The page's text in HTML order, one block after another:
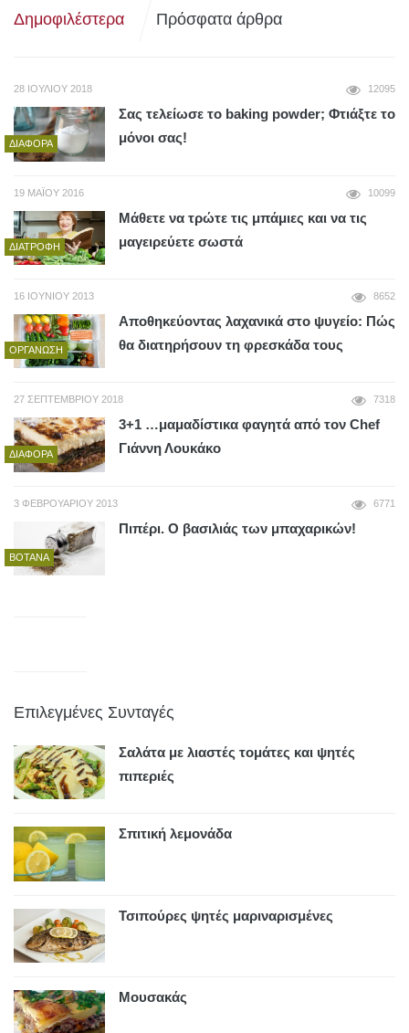
Δημοφιλέστερα Πρόσφατα άρθρα
28 ΙΟΥΛΊΟΥ 2018 12095
ΔΙΆΦΟΡΑ
Σας τελείωσε το baking powder; Φτιάξτε το
μόνοι σας!
19 ΜΑΪ́ΟΥ 2016 10099
ΔΙΑΤΡΟΦΉ
Μάθετε να τρώτε τις μπάμιες και να τις
μαγειρεύετε σωστά
16 ΙΟΥΝΊΟΥ 2013 8652
ΟΡΓΆΝΩΣΗ
Αποθηκεύοντας λαχανικά στο ψυγείο: Πώς
θα διατηρήσουν τη φρεσκάδα τους
27 ΣΕΠΤΕΜΒΡΊΟΥ 2018 7318
ΔΙΆΦΟΡΑ
3+1 …μαμαδίστικα φαγητά από τον Chef
Γιάννη Λουκάκο
3 ΦΕΒΡΟΥΑΡΊΟΥ 2013 6771
ΒΌΤΑΝΑ
Πιπέρι. Ο βασιλιάς των μπαχαρικών!
Επιλεγμένες Συνταγές
Σαλάτα με λιαστές τομάτες και ψητές
πιπεριές
Σπιτική λεμονάδα
Τσιπούρες ψητές μαριναρισμένες
Μουσακάς